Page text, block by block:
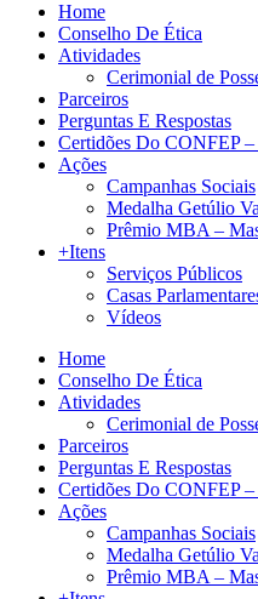
Home
Conselho De Ética
Atividades
Cerimonial de
Parceiros
Perguntas E Respostas
Certidões Do CONFEP –
Ações
Campanhas Sociais
Medalha Getúlio
Prêmio MBA –
+Itens
Serviços Públicos
Casas
Vídeos
Home
Conselho De Ética
Atividades
Cerimonial de
Parceiros
Perguntas E Respostas
Certidões Do CONFEP –
Ações
Campanhas Sociais
Medalha Getúlio
Prêmio MBA –